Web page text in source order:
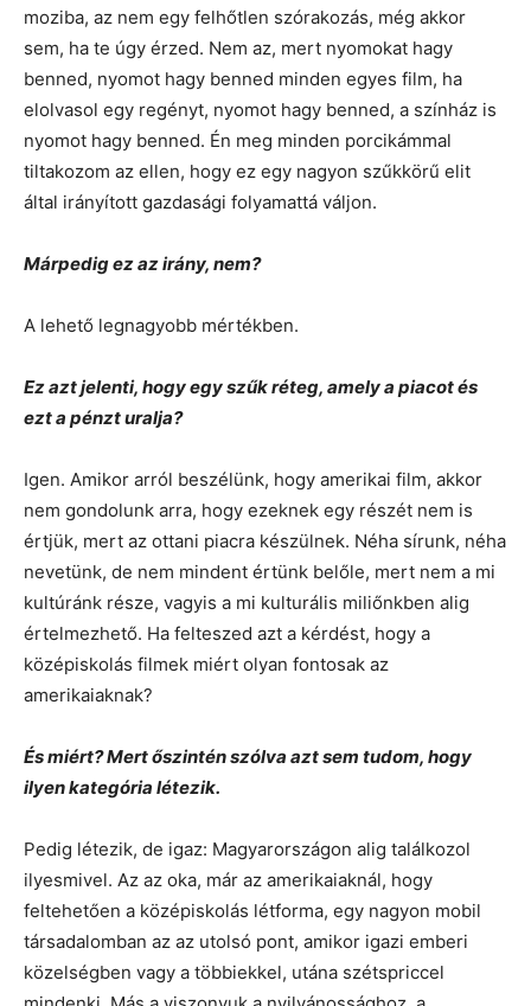
moziba, az nem egy felhőtlen szórakozás, még akkor
sem, ha te úgy érzed. Nem az, mert nyomokat hagy
benned, nyomot hagy benned minden egyes film, ha
elolvasol egy regényt, nyomot hagy benned, a színház is
nyomot hagy benned. Én meg minden porcikámmal
tiltakozom az ellen, hogy ez egy nagyon szűkkörű elit
által irányított gazdasági folyamattá váljon.
Márpedig ez az irány, nem?
A lehető legnagyobb mértékben.
Ez azt jelenti, hogy egy szűk réteg, amely a piacot és
ezt a pénzt uralja?
Igen. Amikor arról beszélünk, hogy amerikai film, akkor
nem gondolunk arra, hogy ezeknek egy részét nem is
értjük, mert az ottani piacra készülnek. Néha sírunk, néha
nevetünk, de nem mindent értünk belőle, mert nem a mi
kultúránk része, vagyis a mi kulturális miliőnkben alig
értelmezhető. Ha felteszed azt a kérdést, hogy a
középiskolás filmek miért olyan fontosak az
amerikaiaknak?
És miért? Mert őszintén szólva azt sem tudom, hogy
ilyen kategória létezik.
Pedig létezik, de igaz: Magyarországon alig találkozol
ilyesmivel. Az az oka, már az amerikaiaknál, hogy
feltehetően a középiskolás létforma, egy nagyon mobil
társadalomban az az utolsó pont, amikor igazi emberi
közelségben vagy a többiekkel, utána szétspriccel